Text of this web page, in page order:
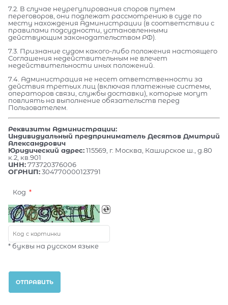
7.2. В случае неурегулирования споров путем
переговоров, они подлежат рассмотрению в суде по
месту нахождения Администрации (в соответствии с
правилами подсудности, установленными
действующим законодательством РФ).
7.3. Признание судом какого-либо положения настоящего
Соглашения недействительным не влечет
недействительности иных положений.
7.4. Администрация не несет ответственности за
действия третьих лиц (включая платежные системы,
операторов связи, службы доставки), которые могут
повлиять на выполнение обязательств перед
Пользователем.
Реквизиты Администрации:
Индивидуальный предприниматель Десятов Дмитрий
Александрович
Юридический адрес:115569, г. Москва, Каширское ш., д.80
к.2, кв.901
ИНН:773720376006
ОГРНИП:304770000123791
Код
* буквы на русском языке